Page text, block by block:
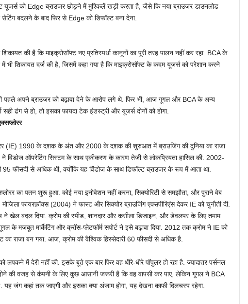
यूजर्स को Edge ब्राउजर छोड़ने में मुश्किलें खड़ी करता है, जैसे कि नया ब्राउजर डाउनलोड
सेटिंग बदलने के बाद फिर से Edge को डिफॉल्ट बना देना.
की है कि माइक्रोसॉफ्ट नए प्रतिस्पर्धा कानूनों का पूरी तरह पालन नहीं कर रहा. BCA के
भी शिकायत दर्ज की है, जिसमें कहा गया है कि माइक्रोसॉफ्ट के कदम यूजर्स को परेशान करने
पहले अपने ब्राउजर को बढ़ावा देने के आरोप लगे थे. फिर भी, आज गूगल और BCA के अन्य
सही ढंग से हो, तो इसका फायदा टेक इंडस्ट्री और यूजर्स दोनों को होगा.
(IE) 1990 के दशक के अंत और 2000 के दशक की शुरुआत में ब्राउजिंग की दुनिया का राजा
विंडोज ऑपरेटिंग सिस्टम के साथ एकीकरण के कारण तेजी से लोकप्रियता हासिल की. 2002-
95 फीसदी से अधिक थी, क्योंकि यह विंडोज के साथ डिफॉल्ट ब्राउजर के रूप में आता था.
का पतन शुरू हुआ. कोई नया इनोवेशन नहीं करना, सिक्योरिटी से समझौता, और पुराने वेब
फायरफ़ॉक्स (2004) ने फास्ट और सिक्योर ब्राउजिंग एक्सपीरिएंस देकर IE को चुनौती दी.
खेल बदल दिया. क्रोम की स्पीड, शानदार और कसीला डिजाइन, और डेवलपर के लिए तमाम
के मजबूत मार्केटिंग और क्रॉस-प्लेटफॉर्म सपोर्ट ने इसे बढ़ावा दिया. 2012 तक क्रोम ने IE को
का राजा बन गया. आज, क्रोम की वैश्विक हिस्सेदारी 60 फीसदी से अधिक है.
लपकने में देरी नहीं की. इसके बूते एक बार फिर वह धीरे-धीरे पॉपुलर हो रहा है. ज्यादातर पर्सनल
होने की वजह से कंपनी के लिए कुछ आसानी जरूरी है कि वह वापसी कर पाए, लेकिन गूगल ने BCA
यह जंग कहां तक जाएगी और इसका क्या अंजाम होगा, यह देखना काफी दिलचस्प रहेगा.